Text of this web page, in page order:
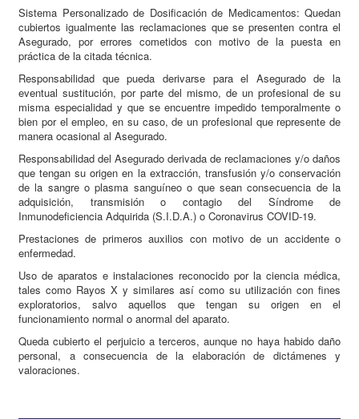
Sistema Personalizado de Dosificación de Medicamentos: Quedan
cubiertos igualmente las reclamaciones que se presenten contra el
Asegurado, por errores cometidos con motivo de la puesta en
práctica de la citada técnica.
Responsabilidad que pueda derivarse para el Asegurado de la
eventual sustitución, por parte del mismo, de un profesional de su
misma especialidad y que se encuentre impedido temporalmente o
bien por el empleo, en su caso, de un profesional que represente de
manera ocasional al Asegurado.
Responsabilidad del Asegurado derivada de reclamaciones y/o daños
que tengan su origen en la extracción, transfusión y/o conservación
de la sangre o plasma sanguíneo o que sean consecuencia de la
adquisición, transmisión o contagio del Síndrome de
Inmunodeficiencia Adquirida (S.I.D.A.) o Coronavirus COVID-19.
Prestaciones de primeros auxilios con motivo de un accidente o
enfermedad.
Uso de aparatos e instalaciones reconocido por la ciencia médica,
tales como Rayos X y similares así como su utilización con fines
exploratorios, salvo aquellos que tengan su origen en el
funcionamiento normal o anormal del aparato.
Queda cubierto el perjuicio a terceros, aunque no haya habido daño
personal, a consecuencia de la elaboración de dictámenes y
valoraciones.